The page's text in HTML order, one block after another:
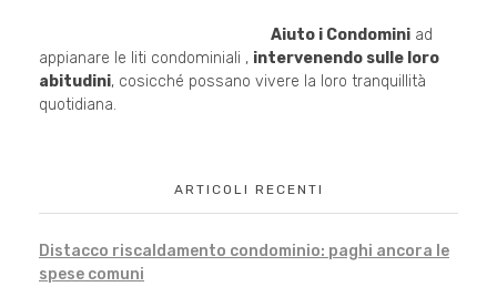
Aiuto i Condominiad
appianare le liti condominiali , intervenendo sulle loro
abitudini, cosicché possano vivere la loro tranquillità
quotidiana.
ARTICOLI RECENTI
Distacco riscaldamento condominio: paghi ancora le
spese comuni